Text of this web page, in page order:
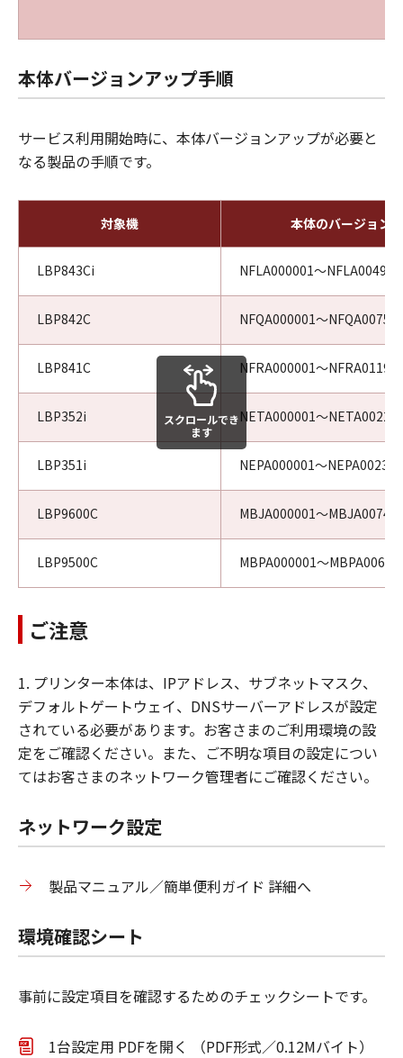
本体バージョンアップ手順
サービス利用開始時に、本体バージョンアップが必要と
なる製品の手順です。
対象機 本体のバージョン
LBP843Ci NFLA000001～NFLA004920
LBP842C NFQA000001～
LBP841C NFRA000001～
LBP352i NETA000001～
LBP351i NEPA000001～NEPA002363
LBP9600C MBJA000001～
LBP9500C MBPA000001～
スクロールでき
ます
ご注意
1. プリンター本体は、IPアドレス、サブネットマスク、
デフォルトゲートウェイ、DNSサーバーアドレスが設定
されている必要があります。お客さまのご利用環境の設
定をご確認ください。また、ご不明な項目の設定につい
てはお客さまのネットワーク管理者にご確認ください。
ネットワーク設定
製品マニュアル／簡単便利ガイド 詳細へ
環境確認シート
事前に設定項目を確認するためのチェックシートです。
1台設定用 PDFを開く （PDF形式／0.12Mバイト）